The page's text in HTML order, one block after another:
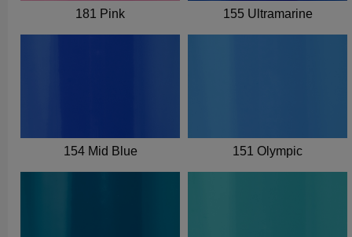
181 Pink 155 Ultramarine
154 Mid Blue 151 Olympic